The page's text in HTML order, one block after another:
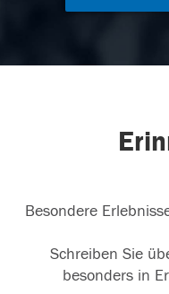
Besondere
Schreiben Sie
besonders in